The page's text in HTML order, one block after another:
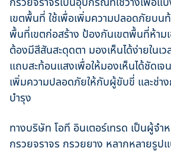
เขตพื้นที่ ใช้เพื่อเพิ่มความปลอดภัยบ
พื้นที่เขตก่อสร้าง ป้องกันเขตพื้นที่ห้าม
ต้องมีสีสันสะดุดตา มองเห็นได้ง่ายในเ
แถบสะท้อนแสงเพื่อให้มองเห็นได้ชัดเจ
เพิ่มความปลอดภัยให้กับผู้ขับขี่ และช่า
บำรุง
ทางบริษัท โอที อินเตอร์เทรด เป็นผู้จำ
กรวยจราจร กรวยยาง หลากหลายรูป